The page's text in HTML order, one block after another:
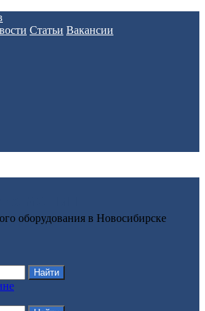
Статьи Вакансии
оборудования в Новосибирске